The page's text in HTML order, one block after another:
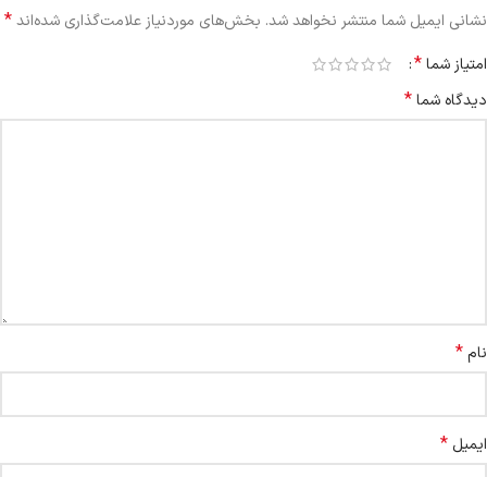
نشانی ایمیل شما منتشر نخواهد شد. بخش‌های موردنیاز علامت‌گذاری شده‌اند*
امتیاز شما*
دیدگاه شما*
نام*
ایمیل *